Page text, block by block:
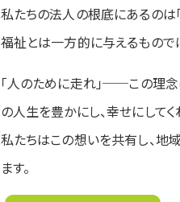
私たちの法人の根底にあるのは
福祉とは一方的に与えるもので
「人のために走れ」──この理
の人生を豊かにし、幸せにして
私たちはこの想いを共有し、地
ます。